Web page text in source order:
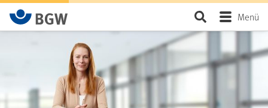
Zum Hauptinhalt springen SeiteMenü